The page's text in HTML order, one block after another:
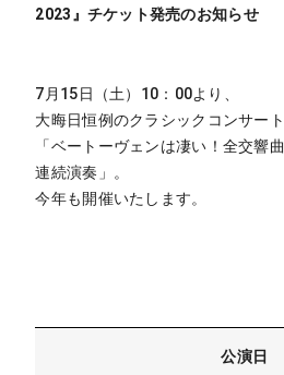
2023』チケット発売のお知らせ
7月15日（土）10：00より、
大晦日恒例のクラシックコンサート
「ベートーヴェンは凄い！全交響曲
連続演奏」。
今年も開催いたします。
公演日